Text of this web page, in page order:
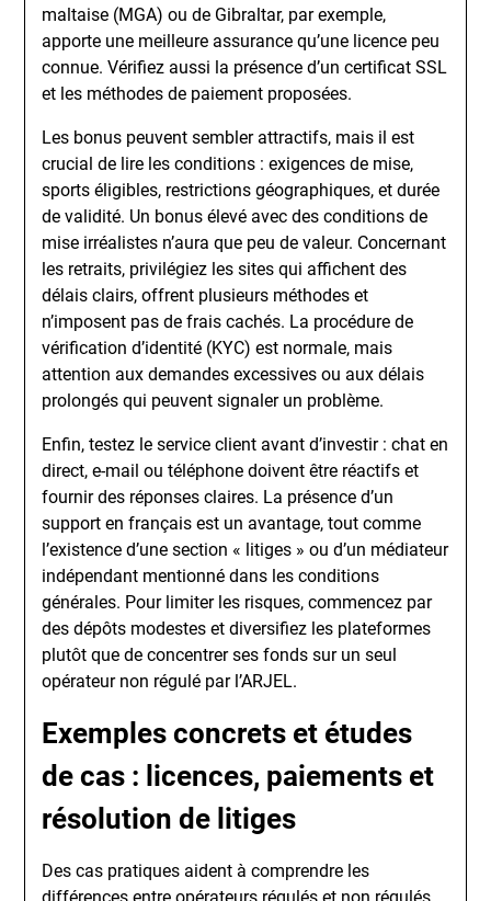
maltaise (MGA) ou de Gibraltar, par exemple,
apporte une meilleure assurance qu’une licence peu
connue. Vérifiez aussi la présence d’un certificat SSL
et les méthodes de paiement proposées.
Les bonus peuvent sembler attractifs, mais il est
crucial de lire les conditions : exigences de mise,
sports éligibles, restrictions géographiques, et durée
de validité. Un bonus élevé avec des conditions de
mise irréalistes n’aura que peu de valeur. Concernant
les retraits, privilégiez les sites qui affichent des
délais clairs, offrent plusieurs méthodes et
n’imposent pas de frais cachés. La procédure de
vérification d’identité (KYC) est normale, mais
attention aux demandes excessives ou aux délais
prolongés qui peuvent signaler un problème.
Enfin, testez le service client avant d’investir : chat en
direct, e-mail ou téléphone doivent être réactifs et
fournir des réponses claires. La présence d’un
support en français est un avantage, tout comme
l’existence d’une section « litiges » ou d’un médiateur
indépendant mentionné dans les conditions
générales. Pour limiter les risques, commencez par
des dépôts modestes et diversifiez les plateformes
plutôt que de concentrer ses fonds sur un seul
opérateur non régulé par l’ARJEL.
Exemples concrets et études
de cas : licences, paiements et
résolution de litiges
Des cas pratiques aident à comprendre les